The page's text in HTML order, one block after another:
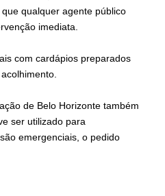
qualquer agente público
imediata.
com cardápios preparados
de Belo Horizonte também
ser utilizado para
emergenciais, o pedido